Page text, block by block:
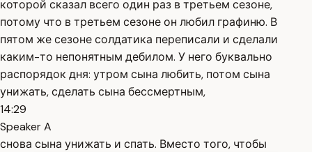
которой сказал всего один раз в третьем сезоне,
потому что в третьем сезоне он любил графиню. В
пятом же сезоне солдатика переписали и сделали
каким-то непонятным дебилом. У него буквально
распорядок дня: утром сына любить, потом сына
унижать, сделать сына бессмертным,
14:29
Speaker A
снова сына унижать и спать. Вместо того, чтобы